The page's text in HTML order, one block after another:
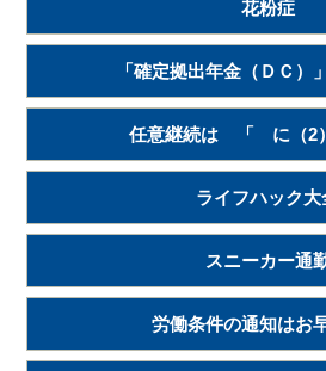
花粉症
「確定拠出年金（ＤＣ
任意継続は 「 に（
ライフハック大
スニーカー通
労働条件の通知はお